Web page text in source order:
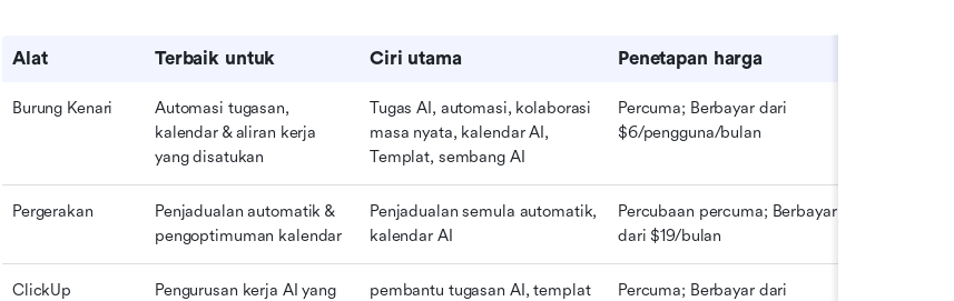
Alat Terbaik untuk Ciri utama Penetapan harga
Burung Kenari
Automasi tugasan,
kalendar & aliran kerja
yang disatukan
Tugas AI, automasi, kolaborasi
masa nyata, kalendar AI,
Templat, sembang AI
Percuma; Berbayar dari
$6/pengguna/bulan
Pergerakan
Penjadualan automatik &
pengoptimuman kalendar
Penjadualan semula automatik,
kalendar AI
Percubaan percuma; Berbayar
dari $19/bulan
ClickUp
Pengurusan kerja AI yang
pembantu tugasan AI, templat
Percuma; Berbayar dari